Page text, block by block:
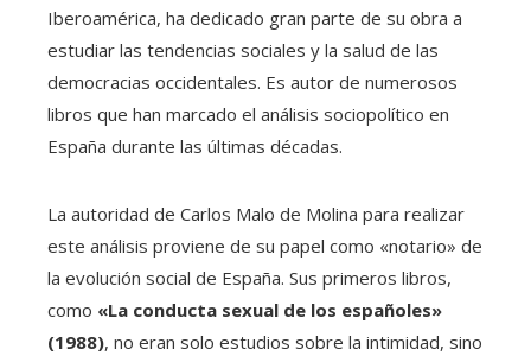
Iberoamérica, ha dedicado gran parte de su obra a
estudiar las tendencias sociales y la salud de las
democracias occidentales. Es autor de numerosos
libros que han marcado el análisis sociopolítico en
España durante las últimas décadas.
La autoridad de Carlos Malo de Molina para realizar
este análisis proviene de su papel como «notario» de
la evolución social de España. Sus primeros libros,
como «La conducta sexual de los españoles»
(1988), no eran solo estudios sobre la intimidad, sino